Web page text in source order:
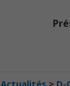
Actualités > D-